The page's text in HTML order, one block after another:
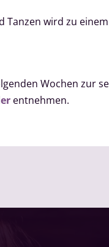
wird zu
Wochen zur
entnehmen.